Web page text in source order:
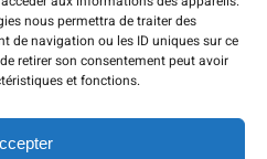
nous permettra de traiter des
de navigation ou les ID uniques sur ce
retirer son consentement peut avoir
et fonctions.